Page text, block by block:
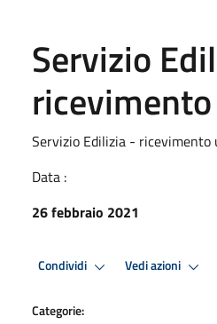
Servizio
Servizio Edilizia -
Data :
26 febbraio 2021
Condividi Vedi azioni
Categorie: